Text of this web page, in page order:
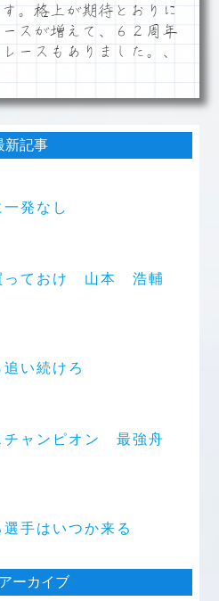
。格上が期待とおりに
スが増えて、６２周年
ースもありました。、
新記事
発なし
っておけ 山本 浩輔
い続けろ
チャンピオン 最強舟
手はいつか来る
ーカイブ